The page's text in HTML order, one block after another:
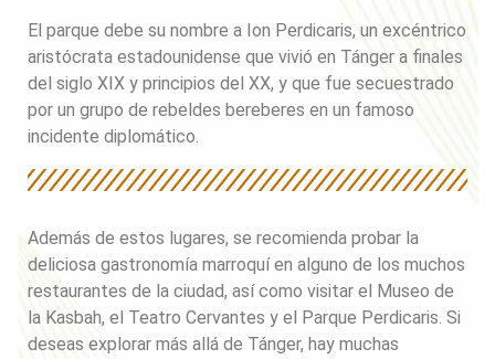
El parque debe su nombre a Ion Perdicaris, un excéntrico
aristócrata estadounidense que vivió en Tánger a finales
del siglo XIX y principios del XX, y que fue secuestrado
por un grupo de rebeldes bereberes en un famoso
incidente diplomático.
Además de estos lugares, se recomienda probar la
deliciosa gastronomía marroquí en alguno de los muchos
restaurantes de la ciudad, así como visitar el Museo de
la Kasbah, el Teatro Cervantes y el Parque Perdicaris. Si
deseas explorar más allá de Tánger, hay muchas